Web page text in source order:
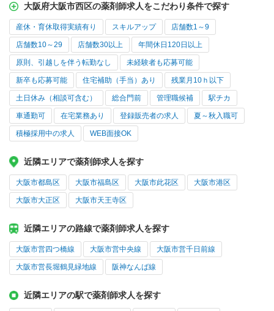
大阪府大阪市西区の薬剤師求人をこだわり条件で探す
産休・育休取得実績有り スキルアップ 店舗数1～9
店舗数10～29 店舗数30以上 年間休日120日以上
原則、引越しを伴う転勤なし 未経験者も応募可能
新卒も応募可能 住宅補助（手当）あり 残業月10ｈ以下
土日休み（相談可含む） 総合門前 管理職候補 駅チカ
車通勤可 在宅業務あり 登録販売者の求人 夏～秋入職可
積極採用中の求人 WEB面接OK
近隣エリアで薬剤師求人を探す
大阪市都島区 大阪市福島区 大阪市此花区 大阪市港区
大阪市大正区 大阪市天王寺区
近隣エリアの路線で薬剤師求人を探す
大阪市営四つ橋線 大阪市営中央線 大阪市営千日前線
大阪市営長堀鶴見緑地線 阪神なんば線
近隣エリアの駅で薬剤師求人を探す